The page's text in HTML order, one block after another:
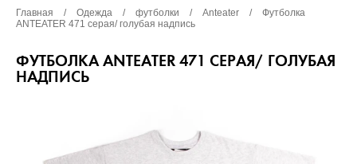
Главная / Одежда / футболки / Anteater /
Футболка
ANTEATER 471 серая/ голубая надпись
ФУТБОЛКА ANTEATER 471 СЕРАЯ/ ГОЛУБАЯ
НАДПИСЬ